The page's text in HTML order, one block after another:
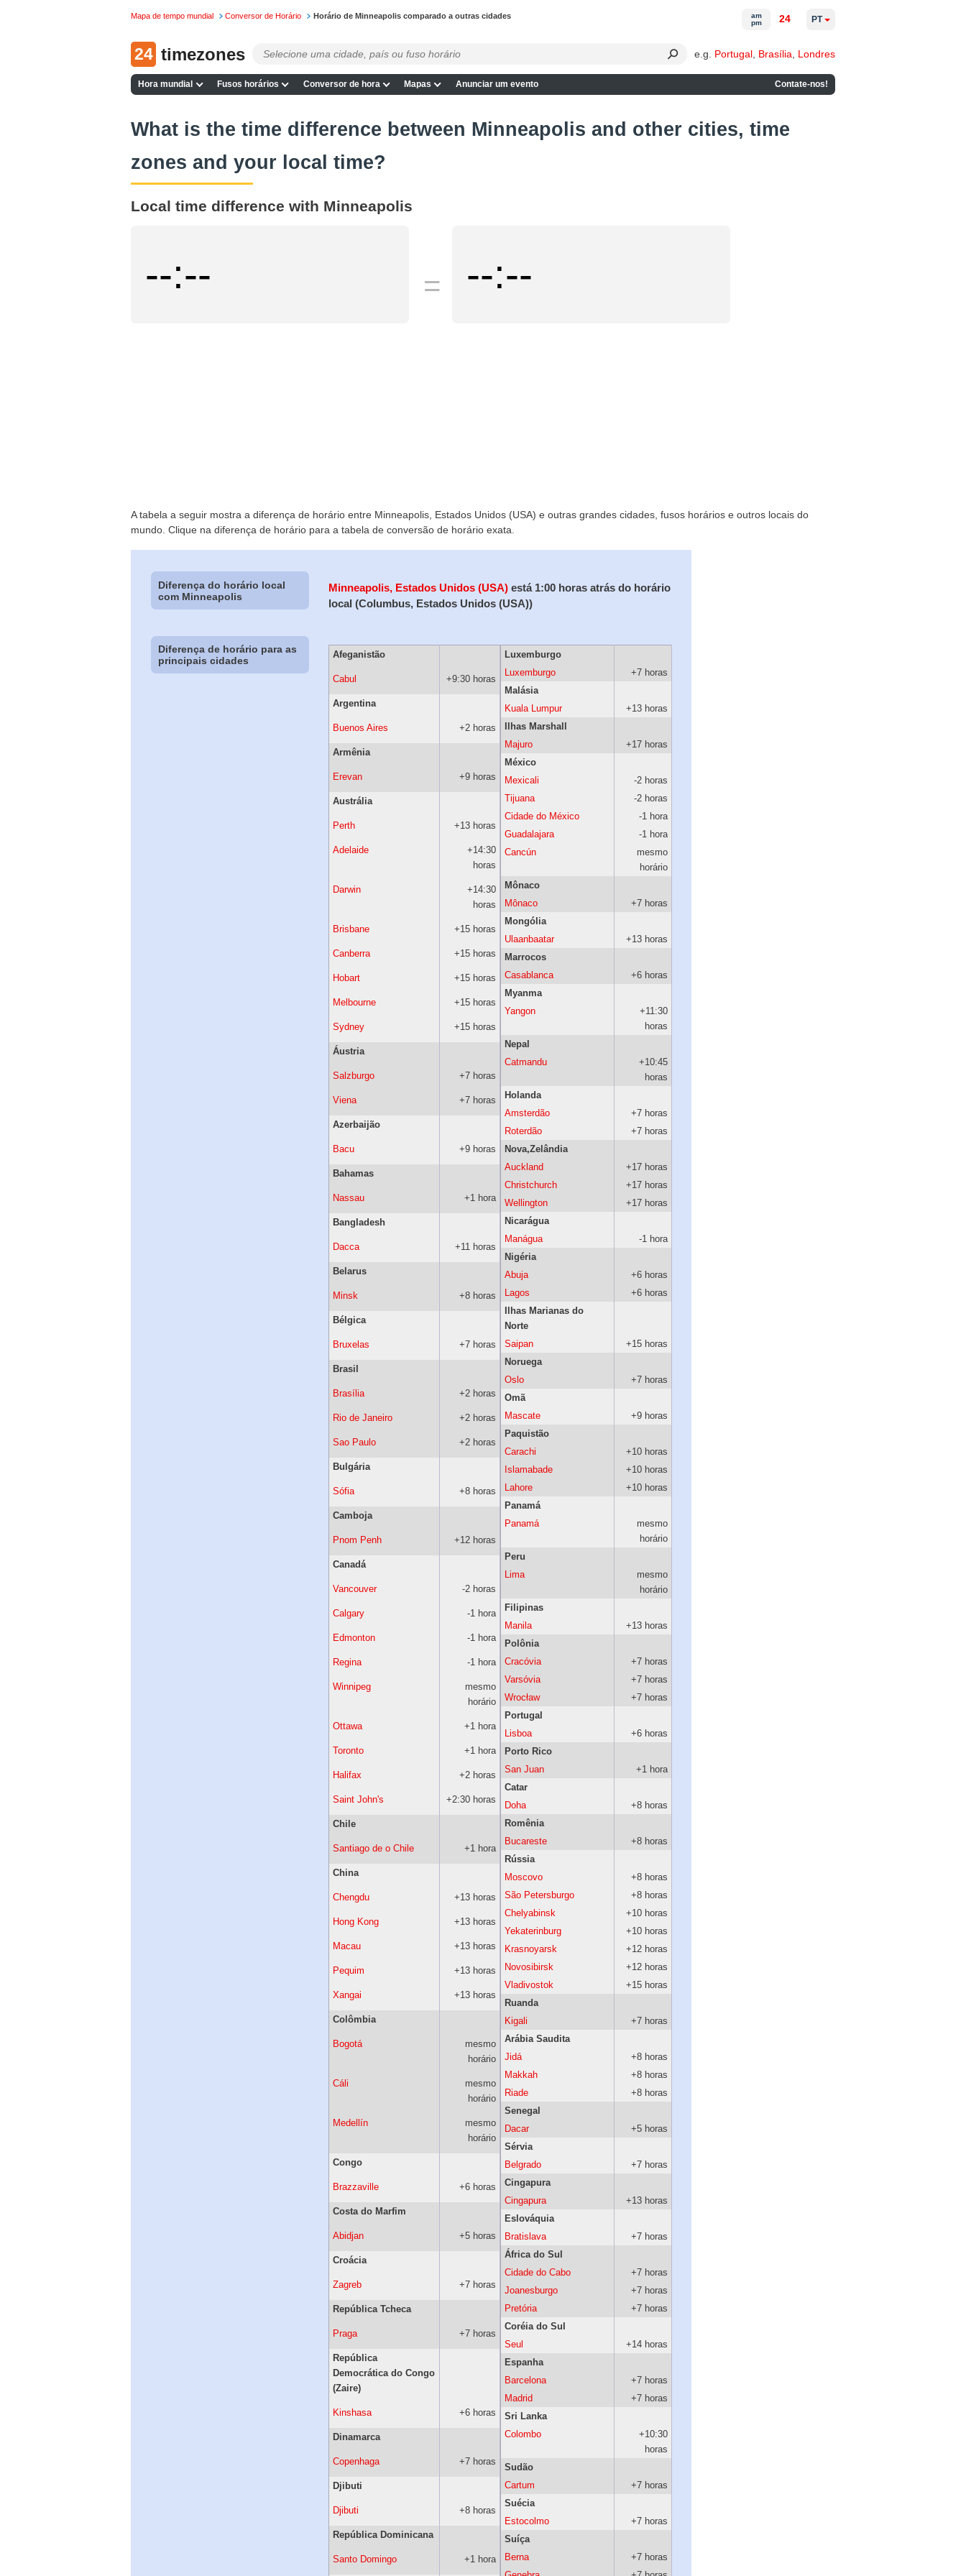
Mapa de tempo mundial Conversor de Horário Horário de Minneapolis comparado a outras cidades
24 timezones e.g. Portugal Brasília Londres
Hora mundial Fusos horários Conversor de hora Mapas Anunciar um evento Contate-nos!
am
pm
24 PT
What is the time difference between Minneapolis and other cities, time
zones and your local time?
Local time difference with Minneapolis
--:-- = --:--
A tabela a seguir mostra a diferença de horário entre Minneapolis, Estados Unidos (USA) e outras grandes cidades, fusos horários e outros locais do
mundo. Clique na diferença de horário para a tabela de conversão de horário exata.
Diferença do horário local
com Minneapolis
Minneapolis, Estados Unidos (USA) está 1:00 horas atrás do horário
local (Columbus, Estados Unidos (USA))
Diferença de horário para as
principais cidades
Afeganistão
Cabul +9:30 horas
Argentina
Buenos Aires +2 horas
Armênia
Erevan +9 horas
Austrália
Perth +13 horas
Adelaide
+14:30
horas
Darwin
+14:30
horas
Brisbane +15 horas
Canberra +15 horas
Hobart +15 horas
Melbourne +15 horas
Sydney +15 horas
Áustria
Salzburgo +7 horas
Viena +7 horas
Azerbaijão
Bacu +9 horas
Bahamas
Nassau +1 hora
Bangladesh
Dacca +11 horas
Belarus
Minsk +8 horas
Bélgica
Bruxelas +7 horas
Brasil
Brasília +2 horas
Rio de Janeiro +2 horas
Sao Paulo +2 horas
Bulgária
Sófia +8 horas
Camboja
Pnom Penh +12 horas
Canadá
Vancouver -2 horas
Calgary -1 hora
Edmonton -1 hora
Regina -1 hora
Winnipeg
mesmo
horário
Ottawa +1 hora
Toronto +1 hora
Halifax +2 horas
Saint John's +2:30 horas
Chile
Santiago de o Chile +1 hora
China
Chengdu +13 horas
Hong Kong +13 horas
Macau +13 horas
Pequim +13 horas
Xangai +13 horas
Colômbia
Bogotá
mesmo
horário
Cáli
mesmo
horário
Medellín
mesmo
horário
Congo
Brazzaville +6 horas
Costa do Marfim
Abidjan +5 horas
Croácia
Zagreb +7 horas
República Tcheca
Praga +7 horas
República
Democrática do Congo
(Zaire)
Kinshasa +6 horas
Dinamarca
Copenhaga +7 horas
Djibuti
Djibuti +8 horas
República Dominicana
Santo Domingo +1 hora
Luxemburgo
Luxemburgo
+7 horas
Malásia
Kuala Lumpur
+13 horas
Ilhas Marshall
Majuro
+17 horas
México
Mexicali
-2 horas
Tijuana
-2 horas
Cidade do México
-1 hora
Guadalajara
-1 hora
Cancún
mesmo
horário
Mônaco
Mônaco
+7 horas
Mongólia
Ulaanbaatar
+13 horas
Marrocos
Casablanca
+6 horas
Myanma
Yangon
+11:30
horas
Nepal
Catmandu
+10:45
horas
Holanda
Amsterdão
+7 horas
Roterdão
+7 horas
Nova,Zelândia
Auckland
+17 horas
Christchurch
+17 horas
Wellington
+17 horas
Nicarágua
Manágua
-1 hora
Nigéria
Abuja
+6 horas
Lagos
+6 horas
Ilhas Marianas do
Norte
Saipan
+15 horas
Noruega
Oslo
+7 horas
Omã
Mascate
+9 horas
Paquistão
Carachi
+10 horas
Islamabade
+10 horas
Lahore
+10 horas
Panamá
Panamá
mesmo
horário
Peru
Lima
mesmo
horário
Filipinas
Manila
+13 horas
Polônia
Cracóvia
+7 horas
Varsóvia
+7 horas
Wrocław
+7 horas
Portugal
Lisboa
+6 horas
Porto Rico
San Juan
+1 hora
Catar
Doha
+8 horas
Romênia
Bucareste
+8 horas
Rússia
Moscovo
+8 horas
São Petersburgo
+8 horas
Chelyabinsk
+10 horas
Yekaterinburg
+10 horas
Krasnoyarsk
+12 horas
Novosibirsk
+12 horas
Vladivostok
+15 horas
Ruanda
Kigali
+7 horas
Arábia Saudita
Jidá
+8 horas
Makkah
+8 horas
Riade
+8 horas
Senegal
Dacar
+5 horas
Sérvia
Belgrado
+7 horas
Cingapura
Cingapura
+13 horas
Eslováquia
Bratislava
+7 horas
África do Sul
Cidade do Cabo
+7 horas
Joanesburgo
+7 horas
Pretória
+7 horas
Coréia do Sul
Seul
+14 horas
Espanha
Barcelona
+7 horas
Madrid
+7 horas
Sri Lanka
Colombo
+10:30
horas
Sudão
Cartum
+7 horas
Suécia
Estocolmo
+7 horas
Suíça
Berna
+7 horas